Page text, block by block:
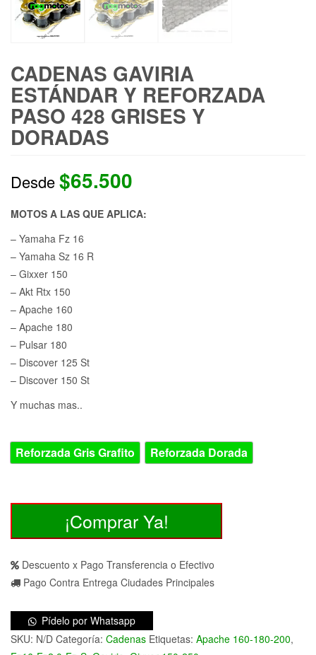
CADENAS GAVIRIA
ESTÁNDAR Y REFORZADA
PASO 428 GRISES Y
DORADAS
Desde$65.500
MOTOS A LAS QUE APLICA:
– Yamaha Fz 16
– Yamaha Sz 16 R
– Gixxer 150
– Akt Rtx 150
– Apache 160
– Apache 180
– Pulsar 180
– Discover 125 St
– Discover 150 St
Y muchas mas..
Reforzada Gris Grafito Reforzada Dorada
y
Reforzada
Grises
¡Comprar Ya!
Descuento x Pago Transferencia o Efectivo
Pago Contra Entrega Ciudades Principales
Pídelo por Whatsapp
SKU: N/D Categoría: Cadenas Etiquetas: Apache 160-180-200,